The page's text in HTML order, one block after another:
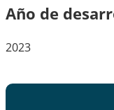
Año de
2023